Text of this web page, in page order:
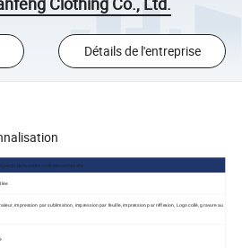
Détails de l'entreprise
Aperçu de la commande personnalisée
impression par sublimation, impression par feuille, impression par réflexion, Logo collé, gravure au